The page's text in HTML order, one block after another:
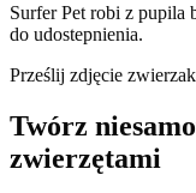
Surfer Pet robi z pupila
do udostepnienia.
Prześlij zdjęcie
Twórz
zwierzętami